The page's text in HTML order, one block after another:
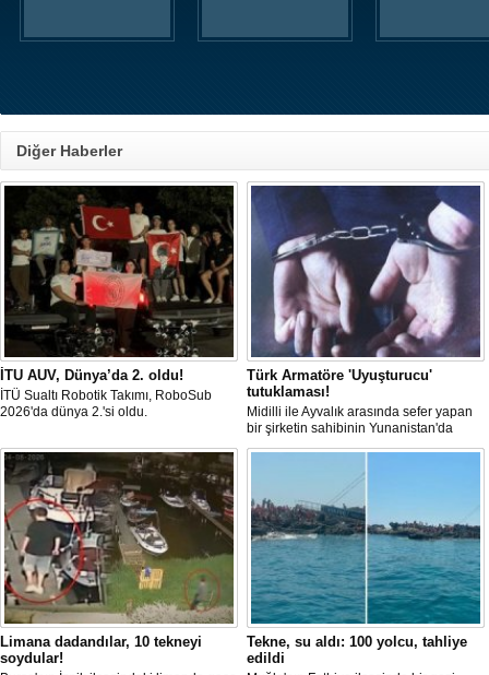
Diğer Haberler
İTU AUV, Dünya’da 2. oldu!
İTÜ Sualtı Robotik Takımı, RoboSub
2026'da dünya 2.'si oldu.
Türk Armatöre 'Uyuşturucu'
tutuklaması!
Midilli ile Ayvalık arasında sefer yapan
bir şirketin sahibinin Yunanistan'da
tutuklandığı bildirildi.
Limana dadandılar, 10 tekneyi
soydular!
Tekne, su aldı: 100 yolcu, tahliye
edildi